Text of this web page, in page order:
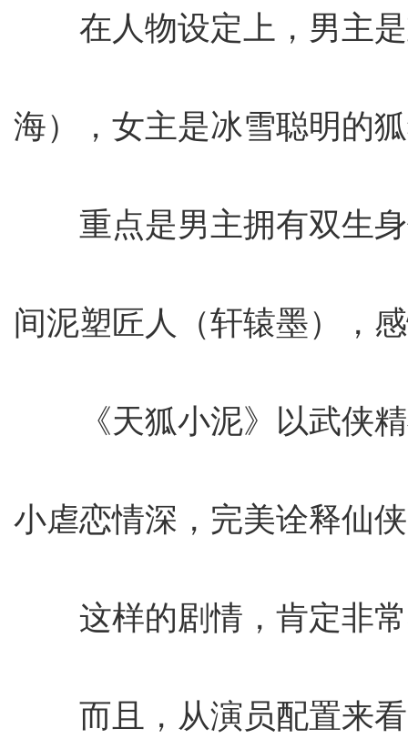
在人物设定上，男主
海），女主是冰雪聪明的
重点是男主拥有双生
间泥塑匠人（轩辕墨），
《天狐小泥》以武侠
小虐恋情深，完美诠释仙
这样的剧情，肯定非
而且，从演员配置来